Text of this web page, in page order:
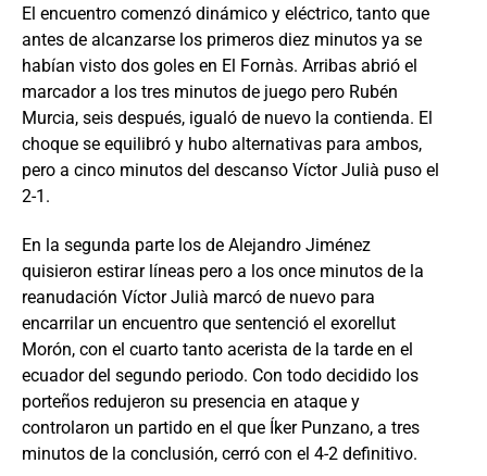
El encuentro comenzó dinámico y eléctrico, tanto que
antes de alcanzarse los primeros diez minutos ya se
habían visto dos goles en El Fornàs. Arribas abrió el
marcador a los tres minutos de juego pero Rubén
Murcia, seis después, igualó de nuevo la contienda. El
choque se equilibró y hubo alternativas para ambos,
pero a cinco minutos del descanso Víctor Julià puso el
2-1.
En la segunda parte los de Alejandro Jiménez
quisieron estirar líneas pero a los once minutos de la
reanudación Víctor Julià marcó de nuevo para
encarrilar un encuentro que sentenció el exorellut
Morón, con el cuarto tanto acerista de la tarde en el
ecuador del segundo periodo. Con todo decidido los
porteños redujeron su presencia en ataque y
controlaron un partido en el que Íker Punzano, a tres
minutos de la conclusión, cerró con el 4-2 definitivo.